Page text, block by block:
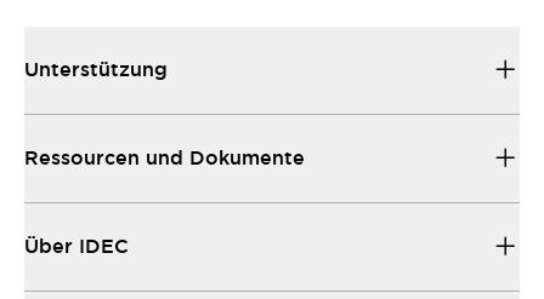
Unterstützung
Ressourcen und Dokumente
Über IDEC